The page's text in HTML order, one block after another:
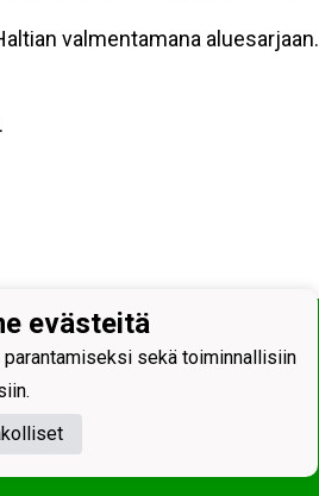
valmentamana
evästeitä
sekä toiminnallisiin